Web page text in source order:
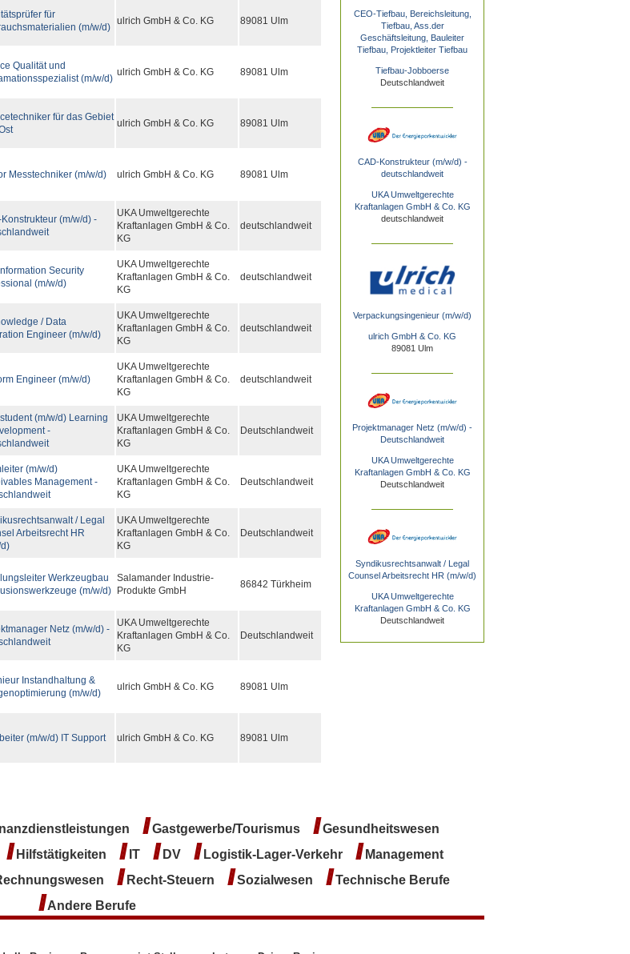
für
(m/w/d)
ulrich GmbH & Co. KG 89081 Ulm
Qualität und
(m/w/d)
ulrich GmbH & Co. KG 89081 Ulm
für das Gebiet
ulrich GmbH & Co. KG 89081 Ulm
Messtechniker (m/w/d) ulrich GmbH & Co. KG 89081 Ulm
(m/w/d) -
UKA Umweltgerechte
Kraftanlagen GmbH & Co.
KG
deutschlandweit
Security
(m/w/d)
UKA Umweltgerechte
Kraftanlagen GmbH & Co.
KG
deutschlandweit
/ Data
Engineer (m/w/d)
UKA Umweltgerechte
Kraftanlagen GmbH & Co.
KG
deutschlandweit
Engineer (m/w/d)
UKA Umweltgerechte
Kraftanlagen GmbH & Co.
KG
deutschlandweit
(m/w/d) Learning
-
UKA Umweltgerechte
Kraftanlagen GmbH & Co.
KG
Deutschlandweit
(m/w/d)
Management -
UKA Umweltgerechte
Kraftanlagen GmbH & Co.
KG
Deutschlandweit
/ Legal
Arbeitsrecht HR
UKA Umweltgerechte
Kraftanlagen GmbH & Co.
KG
Deutschlandweit
Werkzeugbau
(m/w/d)
Salamander Industrie-
Produkte GmbH
86842 Türkheim
Netz (m/w/d) -
UKA Umweltgerechte
Kraftanlagen GmbH & Co.
KG
Deutschlandweit
Instandhaltung &
(m/w/d)
ulrich GmbH & Co. KG 89081 Ulm
(m/w/d) IT Support ulrich GmbH & Co. KG 89081 Ulm
CEO-Tiefbau, Bereichsleitung,
Tiefbau, Ass.der
Geschäftsleitung, Bauleiter
Tiefbau, Projektleiter Tiefbau
Tiefbau-Jobboerse
Deutschlandweit
CAD-Konstrukteur (m/w/d) -
deutschlandweit
UKA Umweltgerechte
Kraftanlagen GmbH & Co. KG
deutschlandweit
Verpackungsingenieur (m/w/d)
ulrich GmbH & Co. KG
89081 Ulm
Projektmanager Netz (m/w/d) -
Deutschlandweit
UKA Umweltgerechte
Kraftanlagen GmbH & Co. KG
Deutschlandweit
Syndikusrechtsanwalt / Legal
Counsel Arbeitsrecht HR (m/w/d)
UKA Umweltgerechte
Kraftanlagen GmbH & Co. KG
Deutschlandweit
/Gastgewerbe/Tourismus /Gesundheitswesen
/Hilfstätigkeiten /IT /DV /Logistik-Lager-Verkehr /Management
/Recht-Steuern /Sozialwesen /Technische Berufe
/Andere Berufe